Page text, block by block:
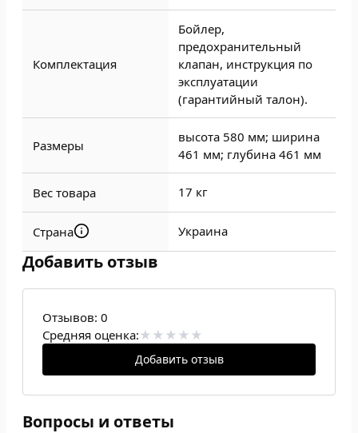
Комплектация
Бойлер,
предохранительный
клапан, инструкция по
эксплуатации
(гарантийный талон).
Размеры
высота 580 мм; ширина
461 мм; глубина 461 мм
Вес товара 17 кг
Страна Украина
Добавить отзыв
Отзывов: 0
Средняя оценка:
Добавить отзыв
Вопросы и ответы